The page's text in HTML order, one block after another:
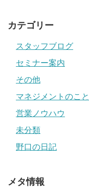
カテゴリー
スタッフブログ
セミナー案内
その他
マネジメントのこと
営業ノウハウ
未分類
野口の日記
メタ情報